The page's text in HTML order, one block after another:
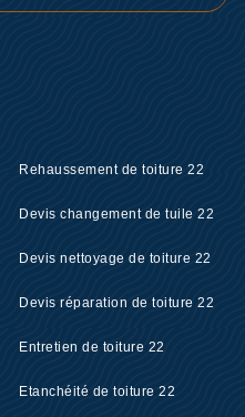
Rehaussement de toiture 22
Devis changement de tuile 22
Devis nettoyage de toiture 22
Devis réparation de toiture 22
Entretien de toiture 22
Etanchéité de toiture 22